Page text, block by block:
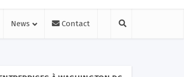
News Contact